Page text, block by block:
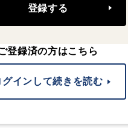
登録する
登録済の方はこちら
グインして続きを読む